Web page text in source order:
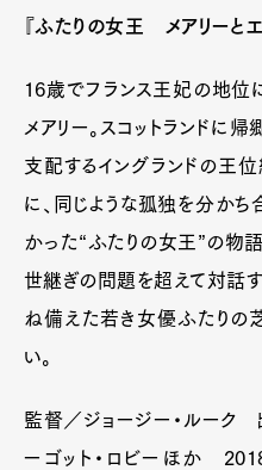
『ふたりの女王 メアリーとエ
16歳でフランス王妃の地位
メアリー。スコットランドに
支配するイングランドの王
に、同じような孤独を分か
かった“ふたりの女王”の物
世継ぎの問題を超えて対話
ね備えた若き女優ふたりの
い。
監督／ジョージー・ルーク
ーゴット・ロビーほか